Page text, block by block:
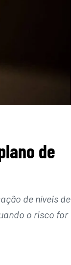
de
de níveis de
o risco for